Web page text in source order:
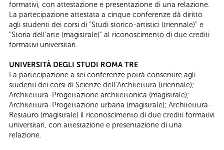
formativi, con attestazione e presentazione di una relazione.
La partecipazione attestata a cinque conferenze dà diritto
agli studenti dei corsi di "Studi storico-artistici (triennale)" e
"Storia dell’arte (magistrale)" al riconoscimento di due crediti
formativi universitari.
UNIVERSITÀ DEGLI STUDI ROMA TRE
La partecipazione a sei conferenze potrà consentire agli
studenti dei corsi di Scienze dell’Architettura (triennale);
Architettura-Progettazione architettonica (magistrale);
Architettura-Progettazione urbana (magistrale); Architettura-
Restauro (magistrale) il riconoscimento di due crediti formativi
universitari, con attestazione e presentazione di una
relazione.